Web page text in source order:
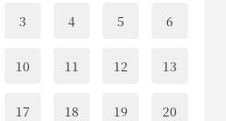
3 4 5 6
10 11 12 13
17 18 19 20